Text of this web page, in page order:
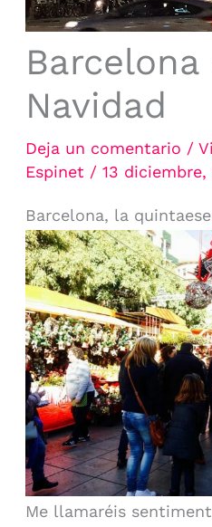
Barcelona
Navidad
Deja un comentario /
Espinet / 13 diciembre,
Barcelona, la
Me llamaréis